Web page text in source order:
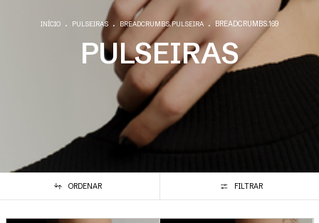
INÍCIO . PULSEIRAS . BREADCRUMBS.PULSEIRA . BREADCRUMBS.169
PULSEIRAS
ORDENAR FILTRAR